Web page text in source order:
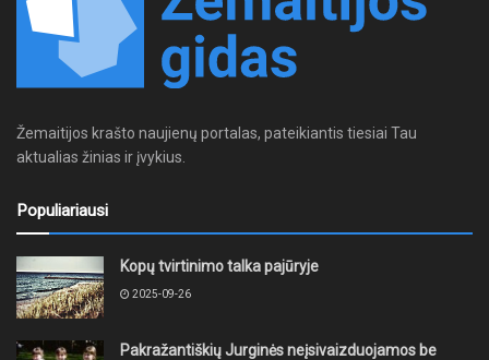
Žemaitijos krašto naujienų portalas, pateikiantis tiesiai Tau
aktualias žinias ir įvykius.
Populiariausi
Kopų tvirtinimo talka pajūryje
2025-09-26
Pakražantiškių Jurginės neįsivaizduojamos be